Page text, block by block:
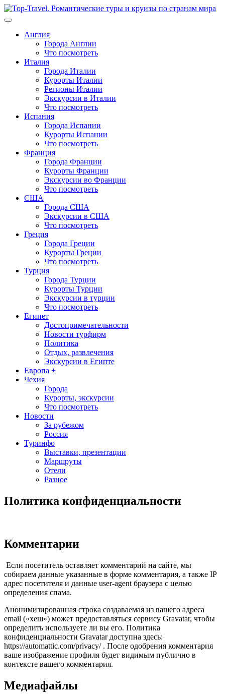
Перейти
к
Англия
Города Англии
Что посмотреть
Италия
Города Италии
Курорты Италии
Регионы Италии
Экскурсии в Италии
Что посмотреть
Испания
Города Испании
Курорты Испании
Что посмотреть
Франция
Города Франции
Курорты Франции
Экскурсии во Франции
Что посмотреть
США
Города США
Экскурсии в США
Что посмотреть
Греция
Города Греции
Курорты Греции
Что посмотреть
Турция
Города Турции
Курорты Турции
Экскурсии в турции
Что посмотреть
Египет
Достопримечательности
Новости турфирм
Политика
Отдых, развлечения
Экскурсии в Египте
Европа +
Чехия
Города
Курорты, экскурсии
Что посмотреть
Новости
За рубежом
Россия
Туринфо
Выставки, презентации
Маршруты
Отели
Разное
Политика конфиденциальности
Комментарии
Если посетитель оставляет комментарий на сайте, мы
собираем данные указанные в форме комментария, а также IP
адрес посетителя и данные user-agent браузера с целью
определения спама.
Анонимизированная строка создаваемая из вашего адреса
email («хеш») может предоставляться сервису Gravatar, чтобы
определить используете ли вы его. Политика
конфиденциальности Gravatar доступна здесь:
https://automattic.com/privacy/ . После одобрения комментария
ваше изображение профиля будет видимым публично в
контексте вашего комментария.
Медиафайлы